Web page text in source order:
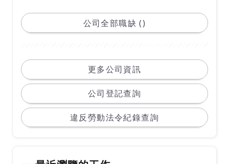
公司全部職缺 ()
更多公司資訊
公司登記查詢
違反勞動法令紀錄查詢